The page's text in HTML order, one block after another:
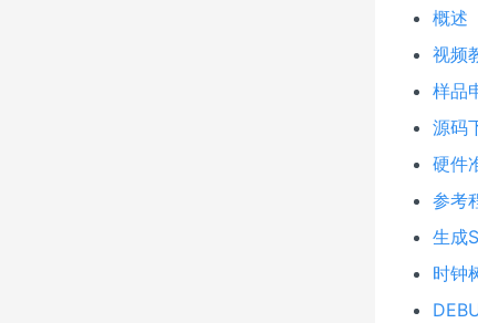
概述
视频
样品
源码
硬件
参考
生成
时钟